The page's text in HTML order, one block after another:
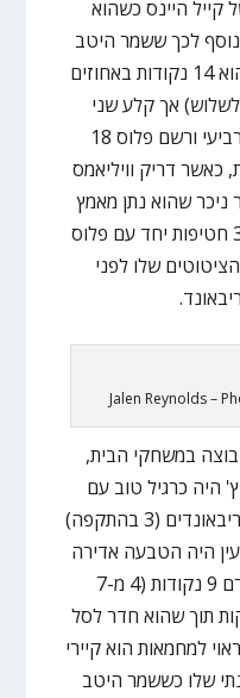
היינס כשהוא
14 ב-18 דקות בנוסף לכך ששמר היטב
בהגנה, נאנלי אומנם סיפק גם הוא 14 נקודות באחוזים
בינוניים (3 מ-7 לשתיים, 2 מ-5 לשלוש) אך קלע שני
סלים חשובים בפתיחת הרבע הרביעי ורשם פלוס 18
אחד אחר) ב-33 דקות, כאשר דריק וויליאמס
ובעיקר ניכר שהוא נתן מאמץ
גדול בהגנה עם 6 ריבאונדים ו-3 חטיפות יחד עם פלוס
הציטוטים שלו לפני
Jalen Reynolds –
במשחקי הבית,
היה כרגיל טוב עם
12 נקודות (5 מ-9 לשתיים) ו-7 ריבאונדים (3 בהתקפה)
היה הטבעה אדירה
שלו ביד אחת. אוואנס, מצידו, תרם 9 נקודות (4 מ-7
ו-3 אסיסטים ב-22 דקות תוך שהוא חדר לסל
למחמאות הוא קיירי
שלו כששמר היטב